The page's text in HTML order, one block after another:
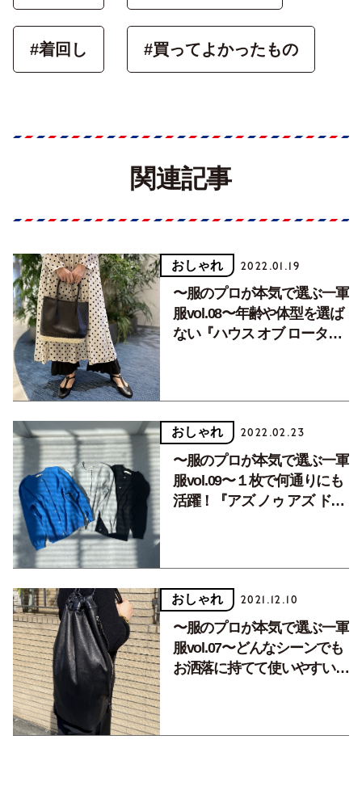
#着回し #買ってよかったもの
関連記事
おしゃれ 2022.01.19
〜服のプロが本気で選ぶ一軍
服vol.08〜年齢や体型を選ば
ない『ハウス オブ ロータ
おしゃれ 2022.02.23
〜服のプロが本気で選ぶ一軍
服vol.09〜１枚で何通りにも
活躍！『アズ ノゥ アズ ドゥ
おしゃれ 2021.12.10
〜服のプロが本気で選ぶ一軍
服vol.07〜どんなシーンでも
お洒落に持てて使いやすいと